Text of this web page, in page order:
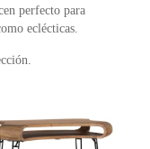
perfecto para
eclécticas.